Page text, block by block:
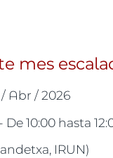
mes
/ Abr / 2026
De10:00 hasta
IRUN)